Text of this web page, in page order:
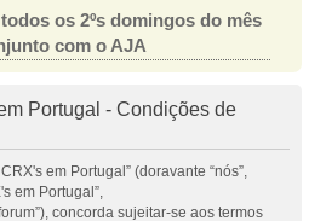
os 2ºs domingos do mês
com o AJA
Portugal - Condições de
em Portugal” (doravante “nós”,
em Portugal”,
concorda sujeitar-se aos termos